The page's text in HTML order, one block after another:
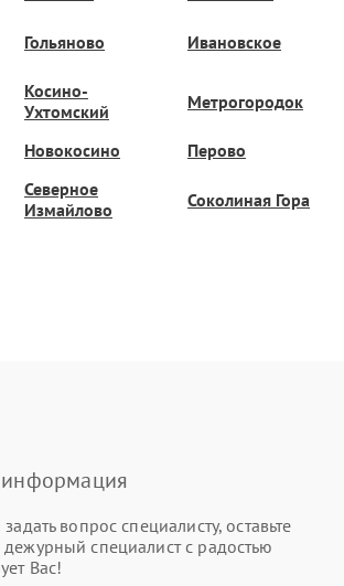
Гольяново Ивановское
Косино-
Ухтомский
Метрогородок
Новокосино Перово
Северное
Измайлово
Соколиная Гора
информация
вопрос специалисту, оставьте
специалист с радостью
Вас!